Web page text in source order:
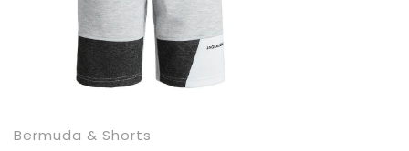
Bermuda & Shorts